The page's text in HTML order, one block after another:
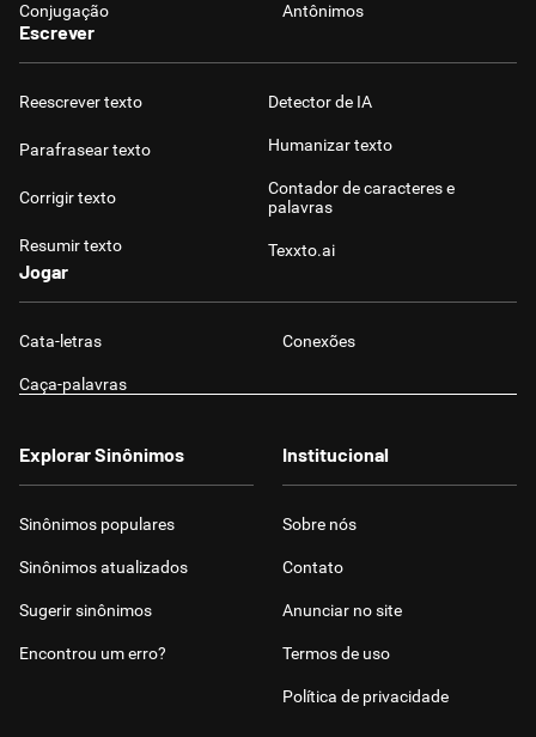
Conjugação Antônimos
Escrever
Reescrever texto
Parafrasear texto
Corrigir texto
Resumir texto
Detector de IA
Humanizar texto
Contador de caracteres e
palavras
Texxto.ai
Jogar
Cata-letras Conexões
Caça-palavras
Explorar Sinônimos
Sinônimos populares
Sinônimos atualizados
Sugerir sinônimos
Encontrou um erro?
Institucional
Sobre nós
Contato
Anunciar no site
Termos de uso
Política de privacidade